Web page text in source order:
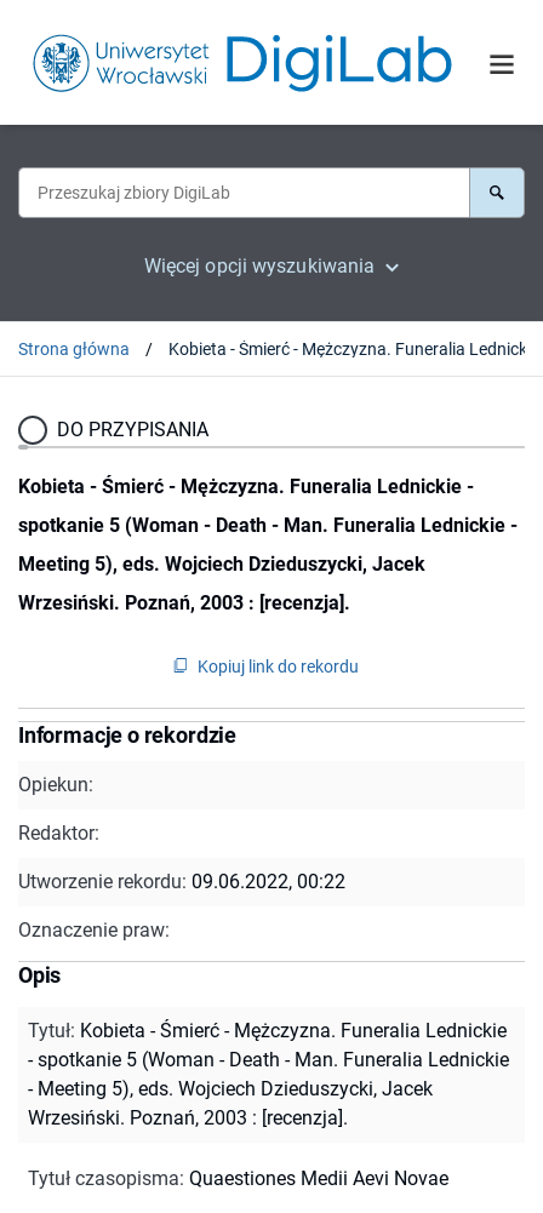
Więcej opcji wyszukiwania
Strona główna
DO PRZYPISANIA
Kobieta - Śmierć - Mężczyzna. Funeralia Lednickie -
spotkanie 5 (Woman - Death - Man. Funeralia Lednickie -
Meeting 5), eds. Wojciech Dzieduszycki, Jacek
Wrzesiński. Poznań, 2003 : [recenzja].
Kopiuj link do rekordu
Informacje o rekordzie
Opiekun:
Redaktor:
Utworzenie rekordu: 09.06.2022, 00:22
Oznaczenie praw:
Opis
Tytuł: Kobieta - Śmierć - Mężczyzna. Funeralia Lednickie
- spotkanie 5 (Woman - Death - Man. Funeralia Lednickie
- Meeting 5), eds. Wojciech Dzieduszycki, Jacek
Wrzesiński. Poznań, 2003 : [recenzja].
Tytuł czasopisma: Quaestiones Medii Aevi Novae